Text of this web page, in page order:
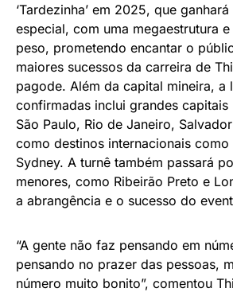
‘Tardezinha’ em 2025, que
especial, com uma megaestrutura
peso, prometendo encantar o
maiores sucessos da carreira de
pagode. Além da capital mineira, a
confirmadas inclui grandes capitais
São Paulo, Rio de Janeiro,
como destinos internacionais
Sydney. A turnê também passará
menores, como Ribeirão Preto e
a abrangência e o sucesso do
“A gente não faz pensando em
pensando no prazer das pessoas,
número muito bonito”, comentou